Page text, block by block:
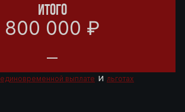
ИТОГО
800 000 ₽
единовременной выплате и льготах